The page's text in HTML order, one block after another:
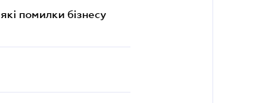
помилки бізнесу